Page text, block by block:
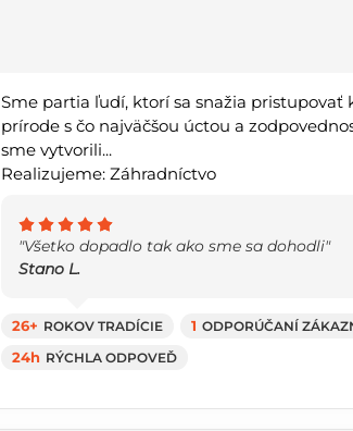
Sme partia ľudí, ktorí sa snažia pristupovať
prírode s čo najväčšou úctou a
sme vytvorili...
Realizujeme: Záhradníctvo
"Všetko dopadlo tak ako sme sa dohodli"
Stano L.
26+ ROKOV TRADÍCIE 1 ODPORÚČANÍ
24h RÝCHLA ODPOVEĎ